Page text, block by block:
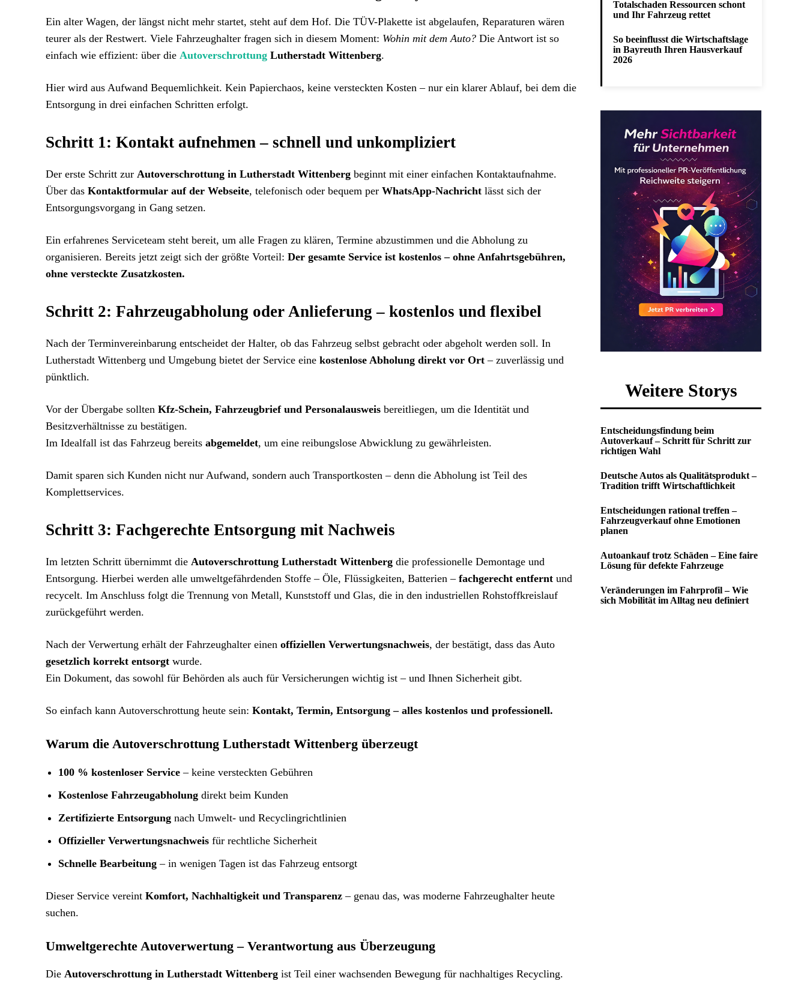
Ein alter Wagen, der längst nicht mehr startet, steht auf dem Hof. Die TÜV-Plakette ist abgelaufen, Reparaturen wären
teurer als der Restwert. Viele Fahrzeughalter fragen sich in diesem Moment: Wohin mit dem Auto? Die Antwort ist so
einfach wie effizient: über die Autoverschrottung Lutherstadt Wittenberg.
Hier wird aus Aufwand Bequemlichkeit. Kein Papierchaos, keine versteckten Kosten – nur ein klarer Ablauf, bei dem die
Entsorgung in drei einfachen Schritten erfolgt.
Schritt 1: Kontakt aufnehmen – schnell und unkompliziert
Der erste Schritt zur Autoverschrottung in Lutherstadt Wittenberg beginnt mit einer einfachen Kontaktaufnahme.
Über das Kontaktformular auf der Webseite, telefonisch oder bequem per WhatsApp-Nachricht lässt sich der
Entsorgungsvorgang in Gang setzen.
Ein erfahrenes Serviceteam steht bereit, um alle Fragen zu klären, Termine abzustimmen und die Abholung zu
organisieren. Bereits jetzt zeigt sich der größte Vorteil: Der gesamte Service ist kostenlos – ohne Anfahrtsgebühren,
ohne versteckte Zusatzkosten.
Schritt 2: Fahrzeugabholung oder Anlieferung – kostenlos und flexibel
Nach der Terminvereinbarung entscheidet der Halter, ob das Fahrzeug selbst gebracht oder abgeholt werden soll. In
Lutherstadt Wittenberg und Umgebung bietet der Service eine kostenlose Abholung direkt vor Ort – zuverlässig und
pünktlich.
Vor der Übergabe sollten Kfz-Schein, Fahrzeugbrief und Personalausweis bereitliegen, um die Identität und
Besitzverhältnisse zu bestätigen.
Im Idealfall ist das Fahrzeug bereits abgemeldet, um eine reibungslose Abwicklung zu gewährleisten.
Damit sparen sich Kunden nicht nur Aufwand, sondern auch Transportkosten – denn die Abholung ist Teil des
Komplettservices.
Schritt 3: Fachgerechte Entsorgung mit Nachweis
Im letzten Schritt übernimmt die Autoverschrottung Lutherstadt Wittenberg die professionelle Demontage und
Entsorgung. Hierbei werden alle umweltgefährdenden Stoffe – Öle, Flüssigkeiten, Batterien – fachgerecht entfernt und
recycelt. Im Anschluss folgt die Trennung von Metall, Kunststoff und Glas, die in den industriellen Rohstoffkreislauf
zurückgeführt werden.
Nach der Verwertung erhält der Fahrzeughalter einen offiziellen Verwertungsnachweis, der bestätigt, dass das Auto
gesetzlich korrekt entsorgt wurde.
Ein Dokument, das sowohl für Behörden als auch für Versicherungen wichtig ist – und Ihnen Sicherheit gibt.
So einfach kann Autoverschrottung heute sein: Kontakt, Termin, Entsorgung – alles kostenlos und professionell.
Warum die Autoverschrottung Lutherstadt Wittenberg überzeugt
100 % kostenloser Service – keine versteckten Gebühren
Kostenlose Fahrzeugabholung direkt beim Kunden
Zertifizierte Entsorgung nach Umwelt- und Recyclingrichtlinien
Offizieller Verwertungsnachweis für rechtliche Sicherheit
Schnelle Bearbeitung – in wenigen Tagen ist das Fahrzeug entsorgt
Dieser Service vereint Komfort, Nachhaltigkeit und Transparenz – genau das, was moderne Fahrzeughalter heute
suchen.
Umweltgerechte Autoverwertung – Verantwortung aus Überzeugung
Die Autoverschrottung in Lutherstadt Wittenberg ist Teil einer wachsenden Bewegung für nachhaltiges Recycling.
Totalschaden Ressourcen schont
und Ihr Fahrzeug rettet
So beeinflusst die Wirtschaftslage
in Bayreuth Ihren Hausverkauf
2026
Weitere Storys
Entscheidungsfindung beim
Autoverkauf – Schritt für Schritt zur
richtigen Wahl
Deutsche Autos als Qualitätsprodukt –
Tradition trifft Wirtschaftlichkeit
Entscheidungen rational treffen –
Fahrzeugverkauf ohne Emotionen
planen
Autoankauf trotz Schäden – Eine faire
Lösung für defekte Fahrzeuge
Veränderungen im Fahrprofil – Wie
sich Mobilität im Alltag neu definiert